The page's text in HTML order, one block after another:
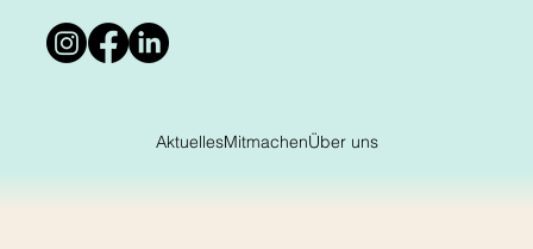
AktuellesMitmachenÜber uns